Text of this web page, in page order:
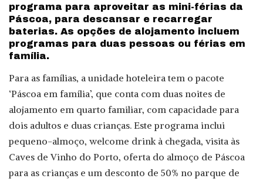
programa para aproveitar as mini-férias da
Páscoa, para descansar e recarregar
baterias. As opções de alojamento incluem
programas para duas pessoas ou férias em
família.
Para as famílias, a unidade hoteleira tem o pacote
‘Páscoa em família’, que conta com duas noites de
alojamento em quarto familiar, com capacidade para
dois adultos e duas crianças. Este programa inclui
pequeno-almoço, welcome drink à chegada, visita às
Caves de Vinho do Porto, oferta do almoço de Páscoa
para as crianças e um desconto de 50% no parque de